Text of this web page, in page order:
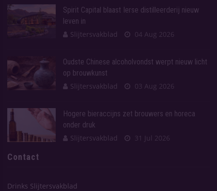
Spirit Capital blaast Ierse distilleerderij nieuw
leven in
Slijtersvakblad
04 Aug 2026
Oudste Chinese alcoholvondst werpt nieuw licht
op brouwkunst
Slijtersvakblad
03 Aug 2026
Hogere bieraccijns zet brouwers en horeca
onder druk
Slijtersvakblad
31 Jul 2026
Contact
Drinks Slijtersvakblad